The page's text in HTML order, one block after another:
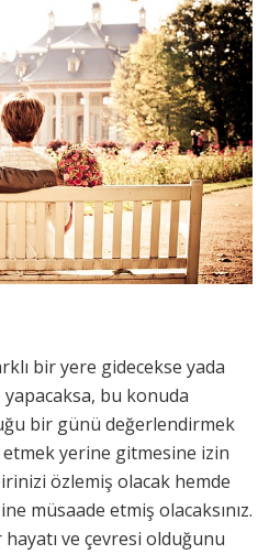
bir yere gidecekse yada
bu konuda
bir günü değerlendirmek
yerine gitmesine izin
özlemiş olacak hemde
müsaade etmiş olacaksınız.
hayatı ve çevresi olduğunu